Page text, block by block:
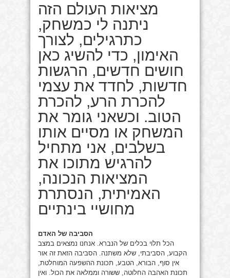
מציאות העולם הזה
ניתנה לי כמשחק,
כתרגילים, לצורך
האימון, כדי להשיג כאן
חושים חדשים, הרגשות
חדשות, לחדד את עצמי
להכרת הרע, להכרת
הטוב. וכשאני גומר את
המשחק או מסיים אותו
בשלבים, אני מתחיל
להרגיש מתוכו את
המציאות הנכונה,
האמיתית, הנסתרת
מחושיי בינתיים
הסביבה של האדם
הכל תלוי בכלים של הנברא. אנחנו נמצאים במצב
הקבוע, הסביבתי, שלא משתנה. הסביבה הזאת זה אור
אין סוף, הבורא, הטבע, תכונת ההשפעה המוחלטת,
תכונת האהבה החלוטה, ששורה וממלאה את הכול. ואין